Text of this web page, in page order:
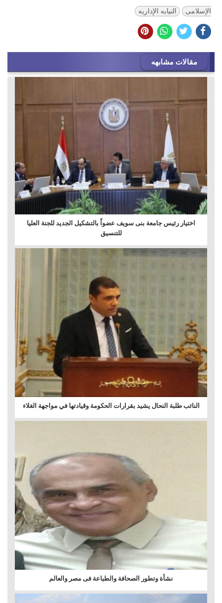
الإسلامى النيابه الإداريه
مقالات مشابهه
اختيار رئيس جامعة بنى سويف عضواً بالتشكيل الجديد للجنة العليا
للتنسيق
النائب طلبة النحال يشيد بقرارات الحكومة وقيادتها في مواجهة الغلاء
نشأة وتطور الصحافة والطباعة فى مصر والعالم